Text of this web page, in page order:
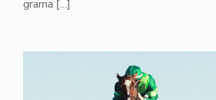
grama […]